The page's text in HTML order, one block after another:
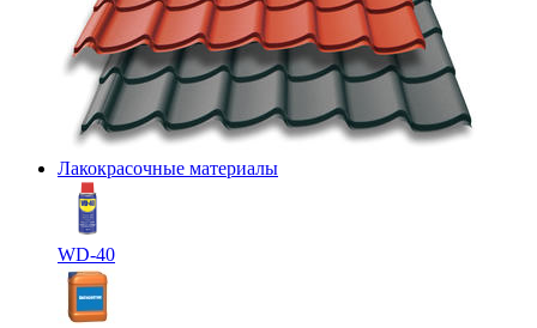
Лакокрасочные материалы
WD-40